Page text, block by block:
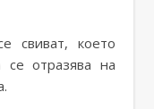
свиват, което
се отразява на